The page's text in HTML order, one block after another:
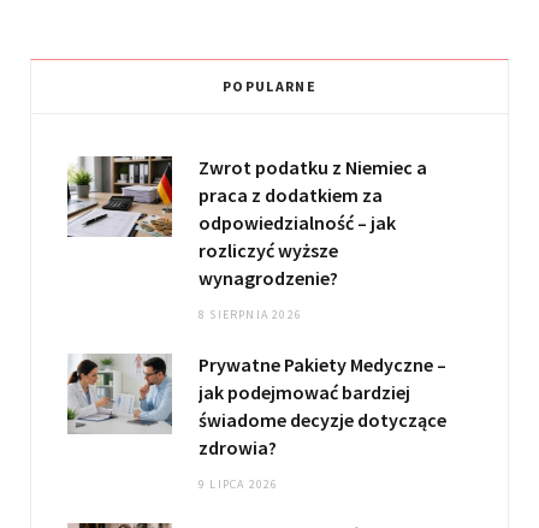
POPULARNE
Zwrot podatku z Niemiec a
praca z dodatkiem za
odpowiedzialność – jak
rozliczyć wyższe
wynagrodzenie?
8 SIERPNIA 2026
Prywatne Pakiety Medyczne –
jak podejmować bardziej
świadome decyzje dotyczące
zdrowia?
9 LIPCA 2026